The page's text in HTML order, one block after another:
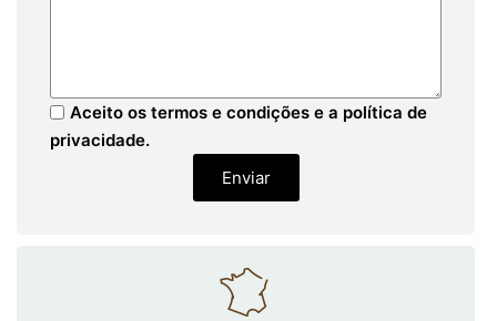
Aceito os termos e condições e a política de
privacidade.
Enviar